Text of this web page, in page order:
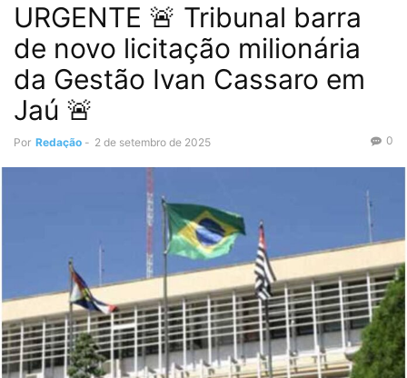
URGENTE 🚨 Tribunal barra
de novo licitação milionária
da Gestão Ivan Cassaro em
Jaú 🚨
Por Redação - 2 de setembro de 2025 0